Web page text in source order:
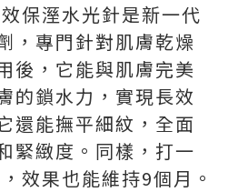
保溼水光針是新一代
，專門針對肌膚乾燥
後，它能與肌膚完美
的鎖水力，實現長效
還能撫平細紋，全面
緊緻度。同樣，打一
效果也能維持9個月。